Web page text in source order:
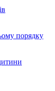
порядку